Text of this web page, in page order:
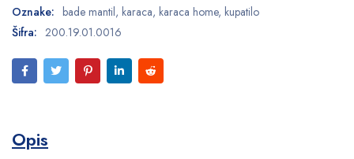
Oznake: bade mantil, karaca, karaca home, kupatilo
Šifra: 200.19.01.0016
Opis